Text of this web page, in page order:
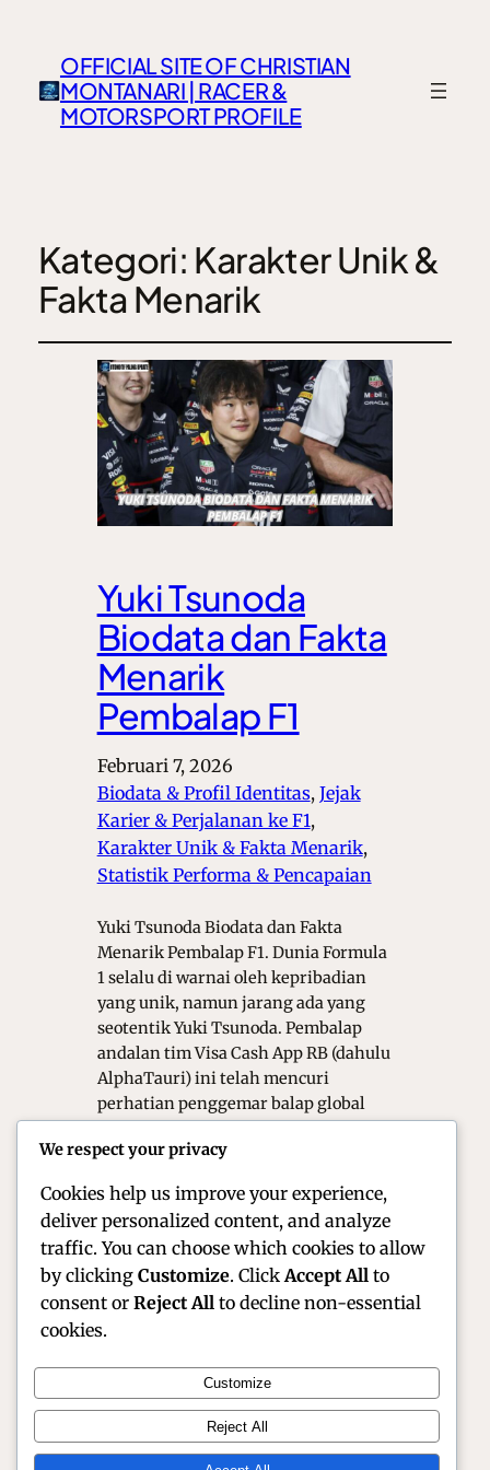
OFFICIAL SITE OF CHRISTIAN
MONTANARI | RACER &
MOTORSPORT PROFILE
Kategori: Karakter Unik &
Fakta Menarik
Yuki Tsunoda
Biodata dan Fakta
Menarik
Pembalap F1
Februari 7, 2026
Biodata & Profil Identitas, Jejak
Karier & Perjalanan ke F1 ,
Karakter Unik & Fakta Menarik ,
Statistik Performa & Pencapaian
Yuki Tsunoda Biodata dan Fakta
Menarik Pembalap F1. Dunia Formula
1 selalu di warnai oleh kepribadian
yang unik, namun jarang ada yang
seotentik Yuki Tsunoda. Pembalap
andalan tim Visa Cash App RB (dahulu
AlphaTauri) ini telah mencuri
perhatian penggemar balap global
tetapi juga karena karakternya yang
Official Site of Christian Montanari | Racer &
Motorsport Profile
We respect your privacy
Cookies help us improve your experience,
deliver personalized content, and analyze
traffic. You can choose which cookies to allow
by clicking Customize. Click Accept All to
consent or Reject All to decline non-essential
cookies.
Customize
Reject All